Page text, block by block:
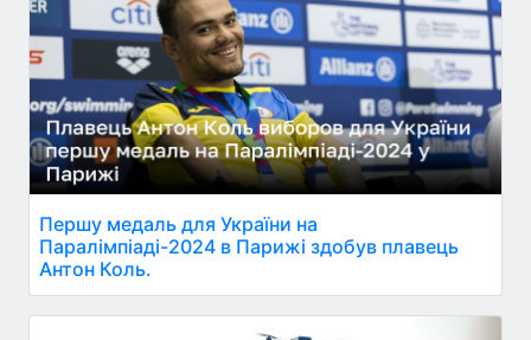
Першу медаль для України на
Паралімпіаді-2024 в Парижі здобув плавець
Антон Коль.